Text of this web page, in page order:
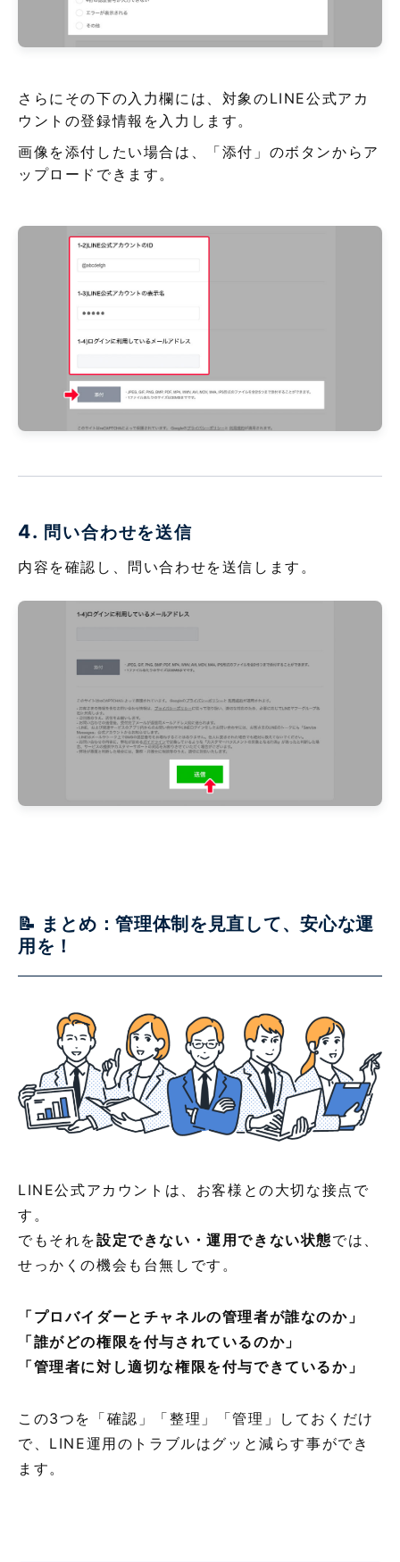
さらにその下の入力欄には、対象のLINE公式アカ
ウントの登録情報を入力します。
画像を添付したい場合は、「添付」のボタンからア
ップロードできます。
4. 問い合わせを送信
内容を確認し、問い合わせを送信します。
📝 まとめ：管理体制を見直して、安心な運
用を！
LINE公式アカウントは、お客様との大切な接点で
す。
でもそれを設定できない・運用できない状態では、
せっかくの機会も台無しです。
「プロバイダーとチャネルの管理者が誰なのか」
「誰がどの権限を付与されているのか」
「管理者に対し適切な権限を付与できているか」
この3つを「確認」「整理」「管理」しておくだけ
で、LINE運用のトラブルはグッと減らす事ができ
ます。